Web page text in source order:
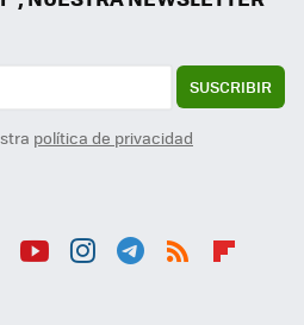
SUSCRIBIR
política de privacidad